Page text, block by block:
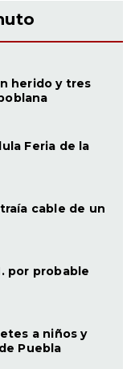
herido y tres
Feria de la
cable de un
por probable
a niños y
Puebla